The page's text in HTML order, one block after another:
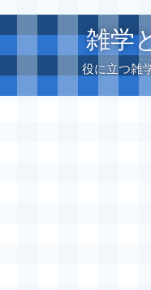
雑学
役に立つ雑